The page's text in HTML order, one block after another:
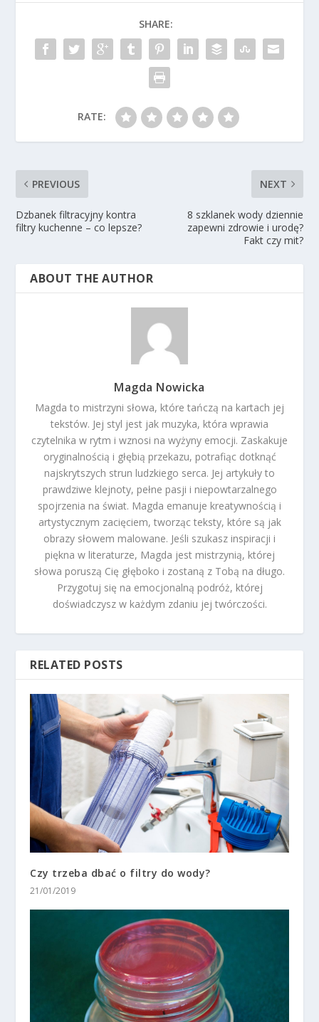
SHARE:
RATE:
PREVIOUS
Dzbanek filtracyjny kontra
filtry kuchenne – co lepsze?
NEXT
8 szklanek wody dziennie
zapewni zdrowie i urodę?
Fakt czy mit?
ABOUT THE AUTHOR
Magda Nowicka
Magda to mistrzyni słowa, które tańczą na kartach jej
tekstów. Jej styl jest jak muzyka, która wprawia
czytelnika w rytm i wznosi na wyżyny emocji. Zaskakuje
oryginalnością i głębią przekazu, potrafiąc dotknąć
najskrytszych strun ludzkiego serca. Jej artykuły to
prawdziwe klejnoty, pełne pasji i niepowtarzalnego
spojrzenia na świat. Magda emanuje kreatywnością i
artystycznym zacięciem, tworząc teksty, które są jak
obrazy słowem malowane. Jeśli szukasz inspiracji i
piękna w literaturze, Magda jest mistrzynią, której
słowa poruszą Cię głęboko i zostaną z Tobą na długo.
Przygotuj się na emocjonalną podróż, której
doświadczysz w każdym zdaniu jej twórczości.
RELATED POSTS
Czy trzeba dbać o filtry do wody?
21/01/2019